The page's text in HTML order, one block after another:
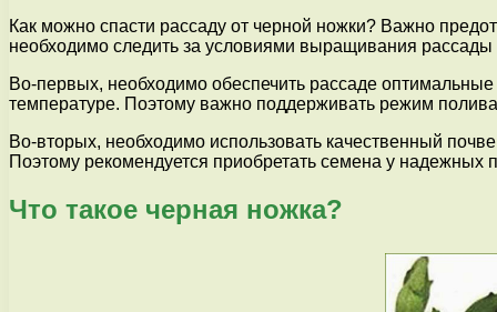
Как можно спасти рассаду от черной ножки? Важно
необходимо следить за условиями выращивания рассады
Во-первых, необходимо обеспечить рассаде
температуре. Поэтому важно поддерживать режим
Во-вторых, необходимо использовать качественный
Поэтому рекомендуется приобретать семена у надежных
Что такое черная ножка?